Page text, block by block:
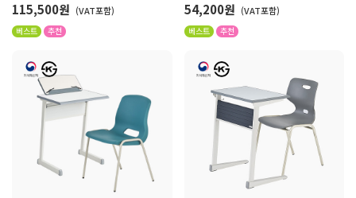
115,500원 (VAT포함)
베스트 추천
54,200원 (VAT포함)
베스트 추천